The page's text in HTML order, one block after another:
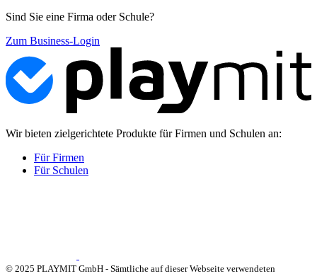
Sind Sie eine Firma oder Schule?
Zum Business-Login
Wir bieten zielgerichtete Produkte für Firmen und Schulen an:
Für Firmen
Für Schulen
© 2025 PLAYMIT GmbH - Sämtliche auf dieser Webseite verwendeten